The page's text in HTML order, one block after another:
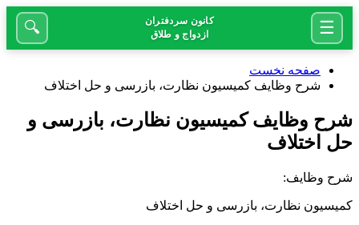
☰
کانون سردفتران
ازدواج و طلاق
🔍
صفحه نخست
شرح وظايف کمیسیون نظارت، بازرسی و حل اختلاف
شرح وظايف کمیسیون نظارت، بازرسی و
حل اختلاف
شرح وظایف:
کمیسیون نظارت، بازرسی و حل اختلاف